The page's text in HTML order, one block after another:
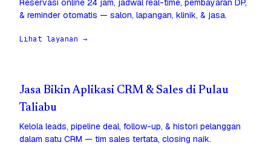
Reservasi online 24 jam, jadwal real-time, pembayaran DP,
& reminder otomatis — salon, lapangan, klinik, & jasa.
Lihat layanan →
Jasa Bikin Aplikasi CRM & Sales di Pulau
Taliabu
Kelola leads, pipeline deal, follow-up, & histori pelanggan
dalam satu CRM — tim sales tertata, closing naik.